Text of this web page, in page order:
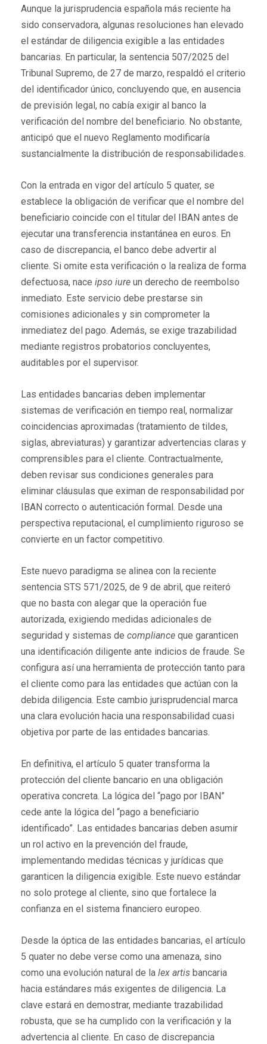
Aunque la jurisprudencia española más reciente ha
sido conservadora, algunas resoluciones han elevado
el estándar de diligencia exigible a las entidades
bancarias. En particular, la sentencia 507/2025 del
Tribunal Supremo, de 27 de marzo, respaldó el criterio
del identificador único, concluyendo que, en ausencia
de previsión legal, no cabía exigir al banco la
verificación del nombre del beneficiario. No obstante,
anticipó que el nuevo Reglamento modificaría
sustancialmente la distribución de responsabilidades.
Con la entrada en vigor del artículo 5 quater, se
establece la obligación de verificar que el nombre del
beneficiario coincide con el titular del IBAN antes de
ejecutar una transferencia instantánea en euros. En
caso de discrepancia, el banco debe advertir al
cliente. Si omite esta verificación o la realiza de forma
defectuosa, nace ipso iure un derecho de reembolso
inmediato. Este servicio debe prestarse sin
comisiones adicionales y sin comprometer la
inmediatez del pago. Además, se exige trazabilidad
mediante registros probatorios concluyentes,
auditables por el supervisor.
Las entidades bancarias deben implementar
sistemas de verificación en tiempo real, normalizar
coincidencias aproximadas (tratamiento de tildes,
siglas, abreviaturas) y garantizar advertencias claras y
comprensibles para el cliente. Contractualmente,
deben revisar sus condiciones generales para
eliminar cláusulas que eximan de responsabilidad por
IBAN correcto o autenticación formal. Desde una
perspectiva reputacional, el cumplimiento riguroso se
convierte en un factor competitivo.
Este nuevo paradigma se alinea con la reciente
sentencia STS 571/2025, de 9 de abril, que reiteró
que no basta con alegar que la operación fue
autorizada, exigiendo medidas adicionales de
seguridad y sistemas de compliance que garanticen
una identificación diligente ante indicios de fraude. Se
configura así una herramienta de protección tanto para
el cliente como para las entidades que actúan con la
debida diligencia. Este cambio jurisprudencial marca
una clara evolución hacia una responsabilidad cuasi
objetiva por parte de las entidades bancarias.
En definitiva, el artículo 5 quater transforma la
protección del cliente bancario en una obligación
operativa concreta. La lógica del “pago por IBAN”
cede ante la lógica del “pago a beneficiario
identificado”. Las entidades bancarias deben asumir
un rol activo en la prevención del fraude,
implementando medidas técnicas y jurídicas que
garanticen la diligencia exigible. Este nuevo estándar
no solo protege al cliente, sino que fortalece la
confianza en el sistema financiero europeo.
Desde la óptica de las entidades bancarias, el artículo
5 quater no debe verse como una amenaza, sino
como una evolución natural de la lex artis bancaria
hacia estándares más exigentes de diligencia. La
clave estará en demostrar, mediante trazabilidad
robusta, que se ha cumplido con la verificación y la
advertencia al cliente. En caso de discrepancia